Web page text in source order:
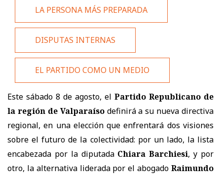
LA PERSONA MÁS PREPARADA
DISPUTAS INTERNAS
EL PARTIDO COMO UN MEDIO
Este sábado 8 de agosto, el Partido Republicano de
la región de Valparaísodefinirá a su nueva directiva
regional, en una elección que enfrentará dos visiones
sobre el futuro de la colectividad: por un lado, la lista
encabezada por la diputada Chiara Barchiesi, y por
otro, la alternativa liderada por el abogado Raimundo